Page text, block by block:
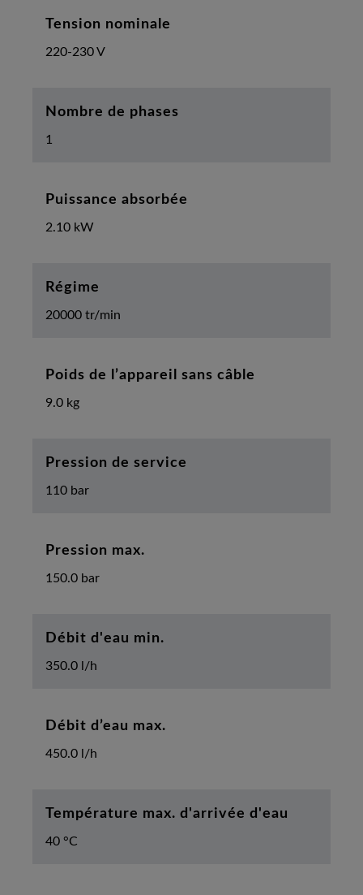
Tension nominale
220-230 V
Nombre de phases
1
Puissance absorbée
2.10 kW
Régime
20000 tr/min
Poids de l’appareil sans câble
9.0 kg
Pression de service
110 bar
Pression max.
150.0 bar
Débit d'eau min.
350.0 l/h
Débit d’eau max.
450.0 l/h
Température max. d'arrivée d'eau
40 °C